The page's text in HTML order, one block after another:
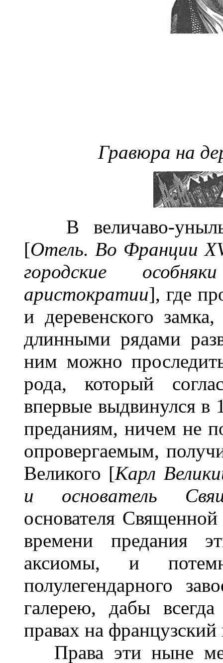
Гравюра на
В величаво-
[Отель. Во Франции
городские
аристократии], где
и деревенского
длинными рядами
ним можно
рода, который
впервые выдвинулся в
преданиям, ничем не
опровергаемым,
Великого [Карл
и основатель
основателя
времени предания
аксиомы, и
полулегендарного
галерею, дабы
правах на французский
Права эти ныне